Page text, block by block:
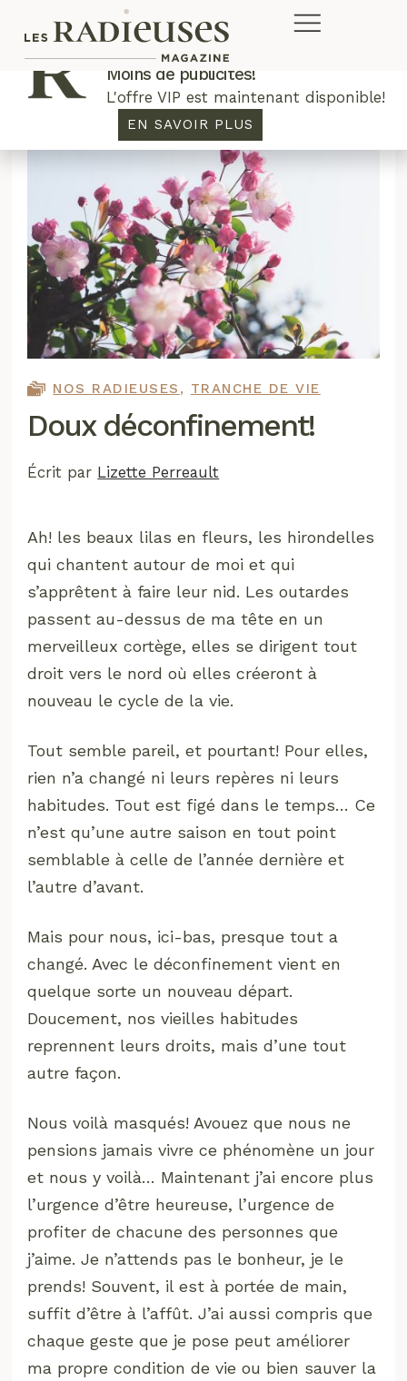
NOS RADIEUSES , TRANCHE DE VIE
Doux déconfinement!
Écrit par Lizette Perreault
Ah! les beaux lilas en fleurs, les hirondelles
qui chantent autour de moi et qui
s’apprêtent à faire leur nid. Les outardes
passent au-dessus de ma tête en un
merveilleux cortège, elles se dirigent tout
droit vers le nord où elles créeront à
nouveau le cycle de la vie.
Tout semble pareil, et pourtant! Pour elles,
rien n’a changé ni leurs repères ni leurs
habitudes. Tout est figé dans le temps… Ce
n’est qu’une autre saison en tout point
semblable à celle de l’année dernière et
l’autre d’avant.
Mais pour nous, ici-bas, presque tout a
changé. Avec le déconfinement vient en
quelque sorte un nouveau départ.
Doucement, nos vieilles habitudes
reprennent leurs droits, mais d’une tout
autre façon.
Nous voilà masqués! Avouez que nous ne
pensions jamais vivre ce phénomène un jour
et nous y voilà… Maintenant j’ai encore plus
l’urgence d’être heureuse, l’urgence de
profiter de chacune des personnes que
j’aime. Je n’attends pas le bonheur, je le
prends! Souvent, il est à portée de main,
suffit d’être à l’affût. J’ai aussi compris que
chaque geste que je pose peut améliorer
ma propre condition de vie ou bien sauver la
Plus de concours. Plus de rabais.
Moins de publicités!
L'offre VIP est maintenant disponible!
EN SAVOIR PLUS